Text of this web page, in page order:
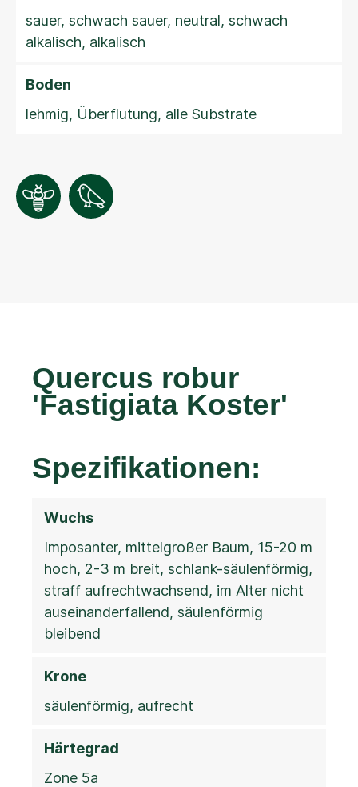
sauer, schwach sauer, neutral, schwach
alkalisch, alkalisch
Boden
lehmig, Überflutung, alle Substrate
Quercus robur
'Fastigiata Koster'
Spezifikationen:
Wuchs
Imposanter, mittelgroßer Baum, 15-20 m
hoch, 2-3 m breit, schlank-säulenförmig,
straff aufrechtwachsend, im Alter nicht
auseinanderfallend, säulenförmig
bleibend
Krone
säulenförmig, aufrecht
Härtegrad
Zone 5a